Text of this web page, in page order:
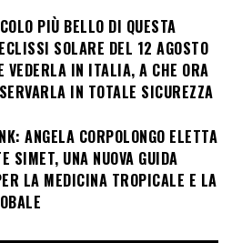
PIÙ BELLO DI QUESTA
SOLARE DEL 12 AGOSTO
VEDERLA IN ITALIA, A CHE ORA
IN TOTALE SICUREZZA
ANGELA CORPOLONGO ELETTA
SIMET, UNA NUOVA GUIDA
LA MEDICINA TROPICALE E LA